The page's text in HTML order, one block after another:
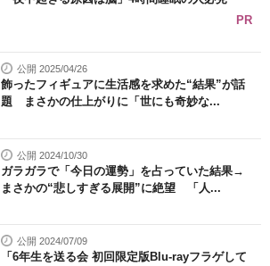
PR
公開 2025/04/26
飾ったフィギュアに生活感を求めた“結果”が話
題 まさかの仕上がりに「世にも奇妙な...
公開 2024/10/30
ガラガラで「今日の運勢」を占っていた結果→
まさかの“悲しすぎる展開”に絶望 「人...
公開 2024/07/09
「6年生を送る会 初回限定版Blu-rayフラゲして